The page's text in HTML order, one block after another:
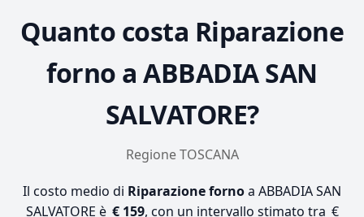
Quanto costa Riparazione
forno a ABBADIA SAN
SALVATORE?
Regione TOSCANA
Il costo medio di Riparazione fornoa ABBADIA SAN
SALVATORE è € 159, con un intervallo stimato tra €